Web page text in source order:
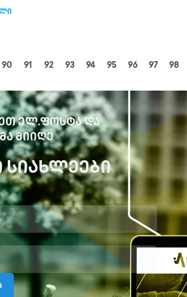
90 91 92 93 94 95 96 97 98
ᲔᲚ.ᲤᲝᲡᲢᲐ ᲓᲐ
ᲛᲘᲘᲦᲔ
ᲡᲘᲐᲮᲚᲔᲔᲑᲘ